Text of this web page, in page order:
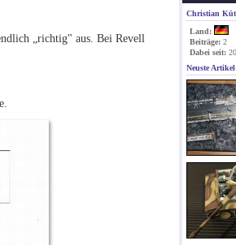
„richtig" aus. Bei Revell
Christian
Land:
Beiträge: 2
Dabei seit:
Neuste